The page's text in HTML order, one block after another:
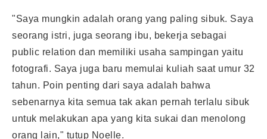
"Saya mungkin adalah orang yang paling sibuk. Saya
seorang istri, juga seorang ibu, bekerja sebagai
public relation dan memiliki usaha sampingan yaitu
fotografi. Saya juga baru memulai kuliah saat umur 32
tahun. Poin penting dari saya adalah bahwa
sebenarnya kita semua tak akan pernah terlalu sibuk
untuk melakukan apa yang kita sukai dan menolong
orang lain," tutup Noelle.